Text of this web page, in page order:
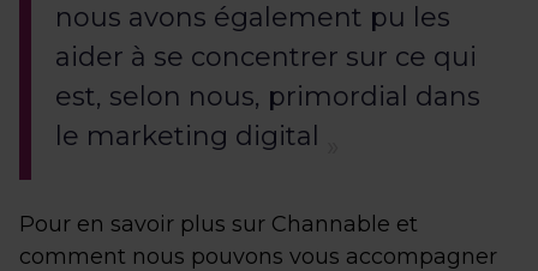
nous avons également pu les
aider à se concentrer sur ce qui
est, selon nous, primordial dans
le marketing digital
Pour en savoir plus sur Channable et
comment nous pouvons vous accompagner